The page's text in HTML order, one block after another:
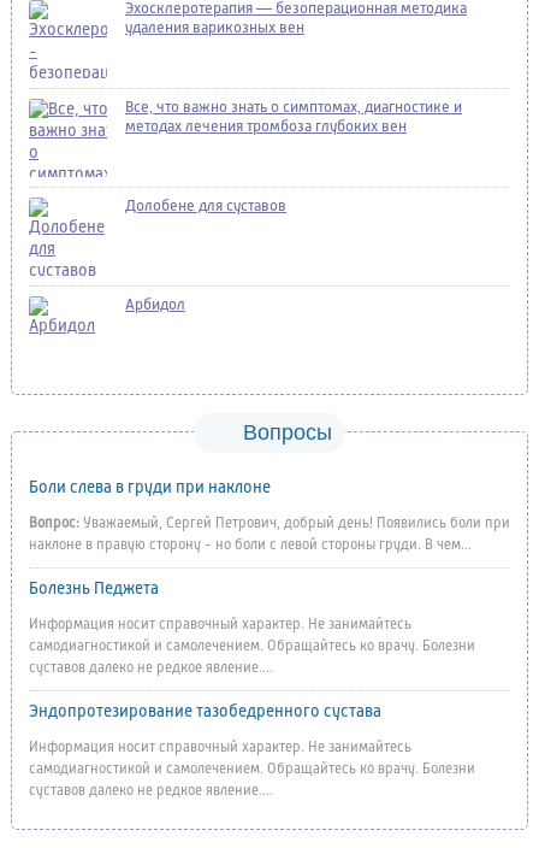
Эхосклеротерапия — безоперационная методика
удаления варикозных вен
Все, что важно знать о симптомах, диагностике и
методах лечения тромбоза глубоких вен
Долобене для суставов
Арбидол
Вопросы
Боли слева в груди при наклоне
Вопрос:Уважаемый, Сергей Петрович, добрый день! Появились боли при
наклоне в правую сторону - но боли с левой стороны груди. В чем...
Болезнь Педжета
Информация носит справочный характер. Не занимайтесь
самодиагностикой и самолечением. Обращайтесь ко врачу. Болезни
суставов далеко не редкое явление....
Эндопротезирование тазобедренного сустава
Информация носит справочный характер. Не занимайтесь
самодиагностикой и самолечением. Обращайтесь ко врачу. Болезни
суставов далеко не редкое явление....